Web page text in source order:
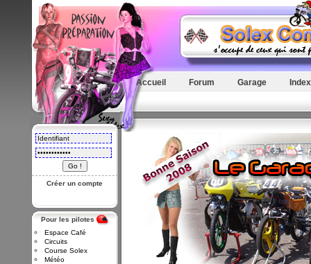
Créer un compte
Pour les pilotes
Espace Café
Circuits
Course Solex
Météo
Accueil Forum Garage